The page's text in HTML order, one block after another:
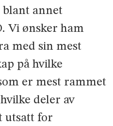
annet
Vi ønsker ham
med sin mest
på hvilke
er mest rammet
deler av
utsatt for